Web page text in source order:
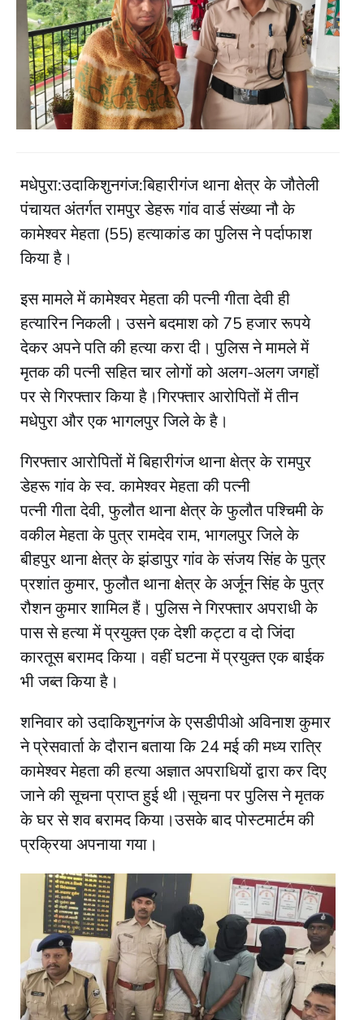
मधेपुरा:उदाकिशुनगंज:बिहारीगंज थाना क्षेत्र के जौतेली
पंचायत अंतर्गत रामपुर डेहरू गांव वार्ड संख्या नौ के
कामेश्वर मेहता (55) हत्याकांड का पुलिस ने पर्दाफाश
किया है।
इस मामले में कामेश्वर मेहता की पत्नी गीता देवी ही
हत्यारिन निकली। उसने बदमाश को 75 हजार रूपये
देकर अपने पति की हत्या करा दी। पुलिस ने मामले में
मृतक की पत्नी सहित चार लोगों को अलग-अलग जगहों
पर से गिरफ्तार किया है।गिरफ्तार आरोपितों में तीन
मधेपुरा और एक भागलपुर जिले के है।
गिरफ्तार आरोपितों में बिहारीगंज थाना क्षेत्र के रामपुर
डेहरू गांव के स्व. कामेश्वर मेहता की पत्नी
पत्नी गीता देवी, फुलौत थाना क्षेत्र के फुलौत पश्चिमी के
वकील मेहता के पुत्र रामदेव राम, भागलपुर जिले के
बीहपुर थाना क्षेत्र के झंडापुर गांव के संजय सिंह के पुत्र
प्रशांत कुमार, फुलौत थाना क्षेत्र के अर्जून सिंह के पुत्र
रौशन कुमार शामिल हैं। पुलिस ने गिरफ्तार अपराधी के
पास से हत्या में प्रयुक्त एक देशी कट्टा व दो जिंदा
कारतूस बरामद किया। वहीं घटना में प्रयुक्त एक बाईक
भी जब्त किया है।
शनिवार को उदाकिशुनगंज के एसडीपीओ अविनाश कुमार
ने प्रेसवार्ता के दौरान बताया कि 24 मई की मध्य रात्रि
कामेश्वर मेहता की हत्या अज्ञात अपराधियों द्वारा कर दिए
जाने की सूचना प्राप्त हुई थी।सूचना पर पुलिस ने मृतक
के घर से शव बरामद किया।उसके बाद पोस्टमार्टम की
प्रक्रिया अपनाया गया।